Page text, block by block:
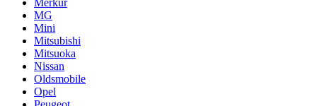
Merkur
MG
Mini
Mitsubishi
Mitsuoka
Nissan
Oldsmobile
Opel